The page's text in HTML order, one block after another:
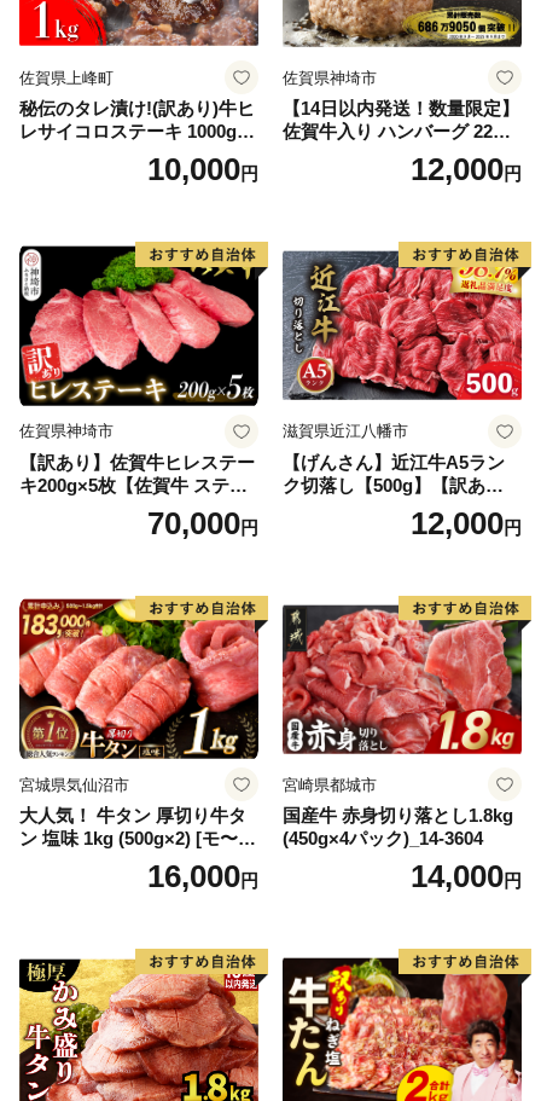
佐賀県上峰町
秘伝のタレ漬け!(訳あり)牛ヒ
レサイコロステーキ 1000g
10,000円
佐賀県神埼市
【14日以内発送！数量限定】
佐賀牛入り ハンバーグ 22個
2.6kg(120g×22個)【佐賀牛
黒毛和牛 ブランド牛 九州 ハ
気】(H083106)
12,000円
佐賀県神埼市
【訳あり】佐賀牛ヒレステー
キ200g×5枚【佐賀牛 ステー
キ ブランド肉 ヒレ肉 フィレ
肉 ジューシー ヘルシー】(H0
70,000円
滋賀県近江八幡市
【げんさん】近江牛A5ラン
ク切落し【500g】【訳あり】
12,000円
宮城県気仙沼市
大人気！ 牛タン 厚切り牛タ
ン 塩味 1kg (500g×2) [モ〜ラ
ンド 宮城県 気仙沼市 205646
60] 肉 牛肉 精肉 牛たん 牛タ
16,000円
宮崎県都城市
国産牛 赤身切り落とし1.8kg
(450g×4パック)_14-3604
14,000円